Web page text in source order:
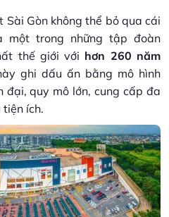
Sài Gòn không thể bỏ qua cái
một trong những tập đoàn
thế giới với hơn 260 năm
ghi dấu ấn bằng mô hình
quy mô lớn, cung cấp đa
ích.